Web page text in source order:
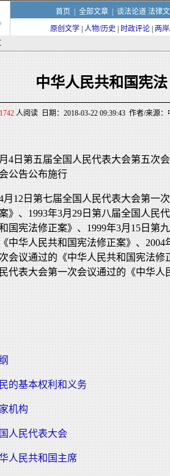
首页 全部文章| 谈法论道 法律
原创文学 人物/历史 时政评论 两
中华人民共和国宪法
1742人阅读 日期：2018-03-22 09:39:43 作者/来源：
月4日第五届全国人民代表大会第五次
公告公布施行
月12日第七届全国人民代表大会第一
》、1993年3月29日第八届全国人民
国宪法修正案》、1999年3月15日第
中华人民共和国宪法修正案》、2004
会议通过的《中华人民共和国宪法修
代表大会第一次会议通过的《中华人
的基本权利和义务
机构
人民代表大会
人民共和国主席